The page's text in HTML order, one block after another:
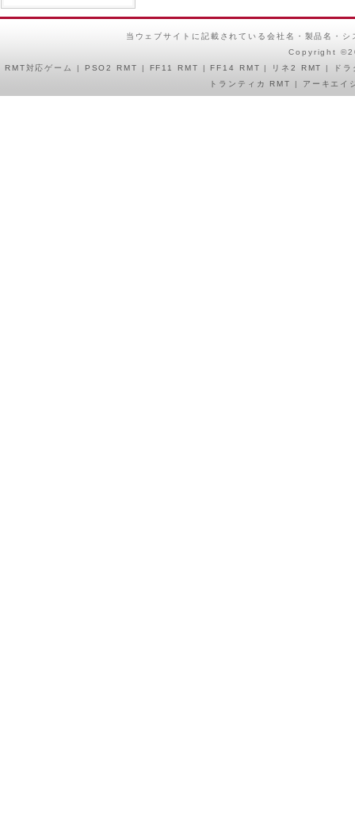
当ウェブサイトに記載されている会社名・製品名・
Copyright
RMT対応ゲーム | PSO2 RMT | FF11 RMT |FF14 RMT | リネ2 RMT |
ド
トランティカ RMT
| アーキエイ